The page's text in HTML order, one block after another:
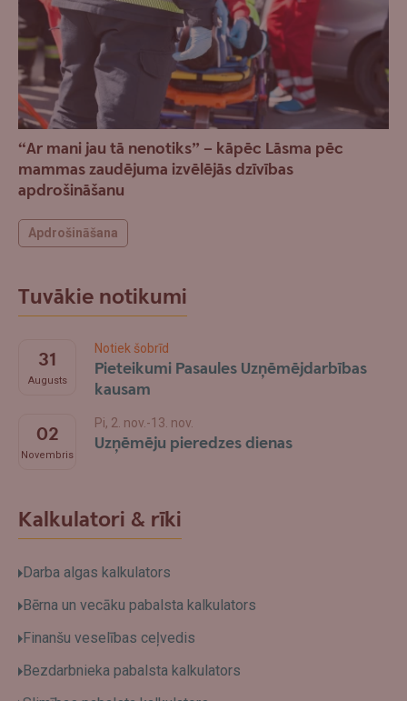
“Ar mani jau tā nenotiks” – kāpēc Lāsma pēc
mammas zaudējuma izvēlējās dzīvības
apdrošināšanu
Apdrošināšana
Tuvākie notikumi
31
Augusts
Notiek šobrīd
Pieteikumi Pasaules Uzņēmējdarbības
kausam
02
Novembris
Pi, 2. nov.-13. nov.
Uzņēmēju pieredzes dienas
Kalkulatori & rīki
Darba algas kalkulators
Bērna un vecāku pabalsta kalkulators
Finanšu veselības ceļvedis
Bezdarbnieka pabalsta kalkulators